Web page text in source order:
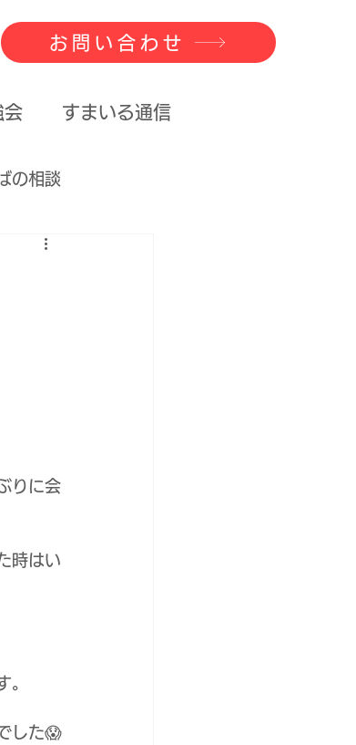
お問い合わせ
会 すまいる通信
の相談
うこと
りに会
時はい
。
した😱